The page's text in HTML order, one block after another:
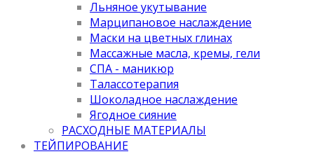
Льняное укутывание
Марципановое наслаждение
Маски на цветных глинах
Массажные масла, кремы, гели
СПА - маникюр
Талассотерапия
Шоколадное наслаждение
Ягодное сияние
РАСХОДНЫЕ МАТЕРИАЛЫ
ТЕЙПИРОВАНИЕ